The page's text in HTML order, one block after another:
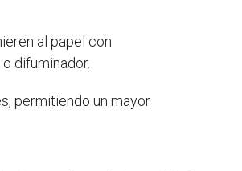
al papel con
difuminador.
permitiendo un mayor